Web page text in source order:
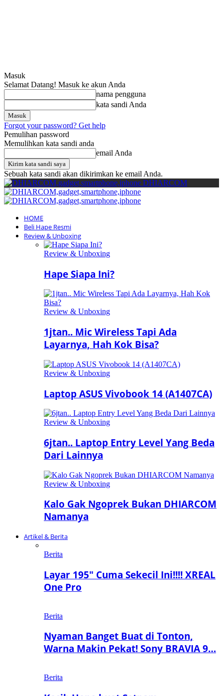
Masuk
Selamat Datang! Masuk ke akun Anda
nama pengguna
kata sandi Anda
Forgot your password? Get help
Pemulihan password
Memulihkan kata sandi anda
email Anda
Sebuah kata sandi akan dikirimkan ke email Anda.
DHIARCOM
HOME
Beli Hape Resmi
Review & Unboxing
Review & Unboxing
Hape Siapa Ini?
Review & Unboxing
1jtan.. Mic Wireless Tapi Ada
Layarnya, Hah Kok Bisa?
Review & Unboxing
Laptop ASUS Vivobook 14 (A1407CA)
Review & Unboxing
6jtan.. Laptop Entry Level Yang Beda
Dari Lainnya
Review & Unboxing
Kalo Gak Ngoprek Bukan DHIARCOM
Namanya
Artikel & Berita
Berita
Layar 195″ Cuma Sekecil Ini!!!! XREAL
One Pro
Berita
Nyaman Banget Buat di Tonton,
Warna Makin Pekat! Sony BRAVIA 9…
Berita